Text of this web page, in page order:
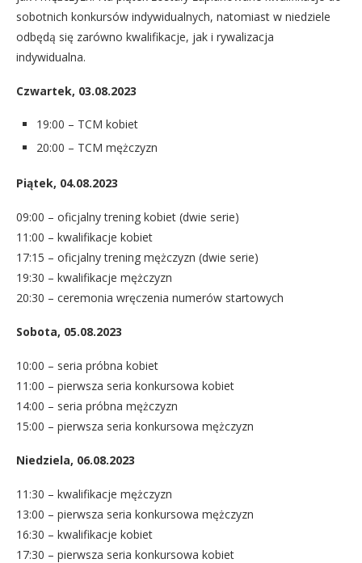
sobotnich konkursów indywidualnych, natomiast w niedziele
odbędą się zarówno kwalifikacje, jak i rywalizacja
indywidualna.
Czwartek, 03.08.2023
19:00 – TCM kobiet
20:00 – TCM mężczyzn
Piątek, 04.08.2023
09:00 – oficjalny trening kobiet (dwie serie)
11:00 – kwalifikacje kobiet
17:15 – oficjalny trening mężczyzn (dwie serie)
19:30 – kwalifikacje mężczyzn
20:30 – ceremonia wręczenia numerów startowych
Sobota, 05.08.2023
10:00 – seria próbna kobiet
11:00 – pierwsza seria konkursowa kobiet
14:00 – seria próbna mężczyzn
15:00 – pierwsza seria konkursowa mężczyzn
Niedziela, 06.08.2023
11:30 – kwalifikacje mężczyzn
13:00 – pierwsza seria konkursowa mężczyzn
16:30 – kwalifikacje kobiet
17:30 – pierwsza seria konkursowa kobiet